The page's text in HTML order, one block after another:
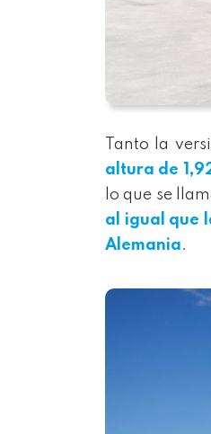
Tanto la
altura de
lo que se
al igual que
Alemania.